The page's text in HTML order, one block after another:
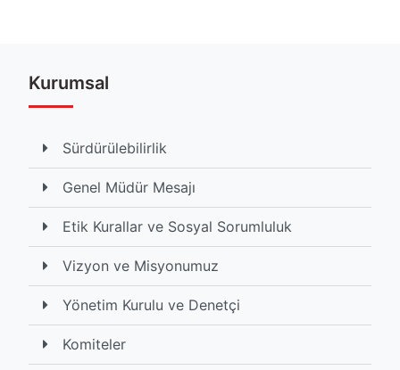
Toplam Görüntülenme İçerik 10998 kez listelendi
Kurumsal
Sürdürülebilirlik
Genel Müdür Mesajı
Etik Kurallar ve Sosyal Sorumluluk
Vizyon ve Misyonumuz
Yönetim Kurulu ve Denetçi
Komiteler